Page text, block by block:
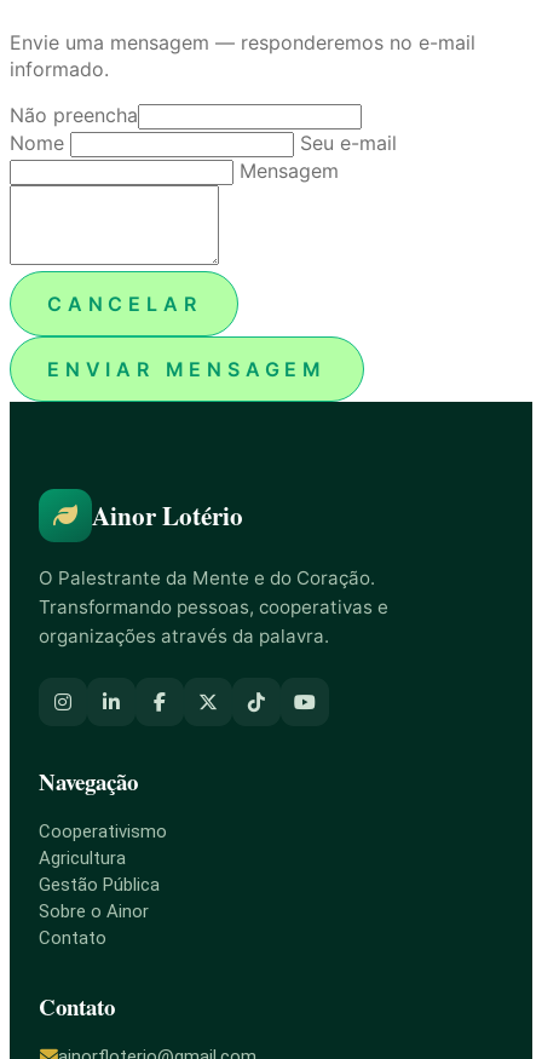
Envie uma mensagem — responderemos no e-mail
informado.
Não preencha
Nome
Seu e-mail
Mensagem
CANCELAR
ENVIAR MENSAGEM
Ainor Lotério
O Palestrante da Mente e do Coração.
Transformando pessoas, cooperativas e
organizações através da palavra.
Navegação
Cooperativismo
Agricultura
Gestão Pública
Sobre o Ainor
Contato
Contato